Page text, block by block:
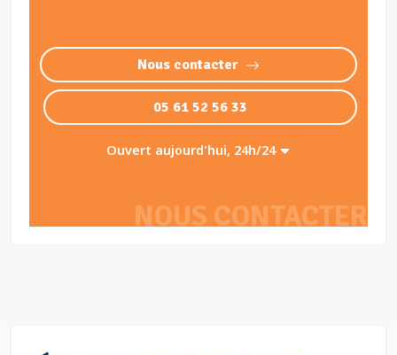
NOUS CONTACTER
Nous contacter
05 61 52 56 33
Ouvert aujourd'hui, 24h/24